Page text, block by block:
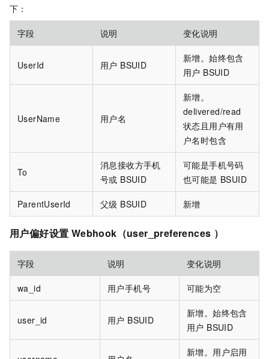
下：
字段 说明 变化说明
UserId 用户 BSUID
新增。始终包含
用户 BSUID
UserName 用户名
新增。
delivered/read
状态且用户有用
户名时包含
To
消息接收方手机
号或 BSUID
可能是手机号码
也可能是 BSUID
ParentUserId 父级 BSUID 新增
用户偏好设置 Webhook（user_preferences ）
字段 说明 变化说明
wa_id 用户手机号 可能为空
user_id 用户 BSUID
新增。始终包含
用户 BSUID
新增。用户启用